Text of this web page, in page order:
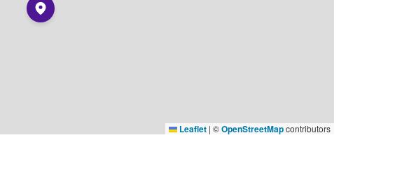
Leaflet | ©OpenStreetMapcontributors